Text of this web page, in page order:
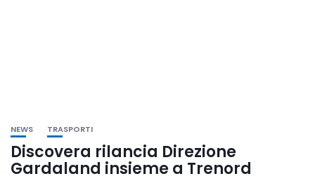
NEWS TRASPORTI
Discovera rilancia Direzione
Gardaland insieme a Trenord